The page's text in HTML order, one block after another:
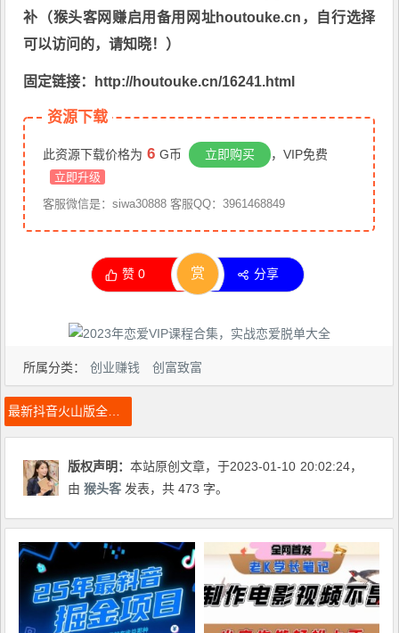
补（猴头客网赚启用备用网址houtouke.cn，自行选择
可以访问的，请知晓！）
固定链接：http://houtouke.cn/16241.html
资源下载
此资源下载价格为 6 G币 立即购买 ，VIP免费
立即升级
客服微信是：siwa30888 客服QQ：3961468849
赞0 赏 分享
所属分类： 创业赚钱 创富致富
最新抖音火山版全自动挂机项目，单号一天10+软件+详细教程
版权声明：本站原创文章，于2023-01-10 20:02:24，
由猴头客 发表，共 473 字。